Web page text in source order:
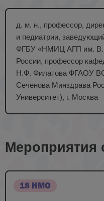
д. м. н., профессор,
и педиатрии,
ФГБУ «НМИЦ АГП им.
России, профессор
Н.Ф. Филатова ФГАОУ
Сеченова Минздрава
Университет), г. Москва
Мероприятия
18 НМО